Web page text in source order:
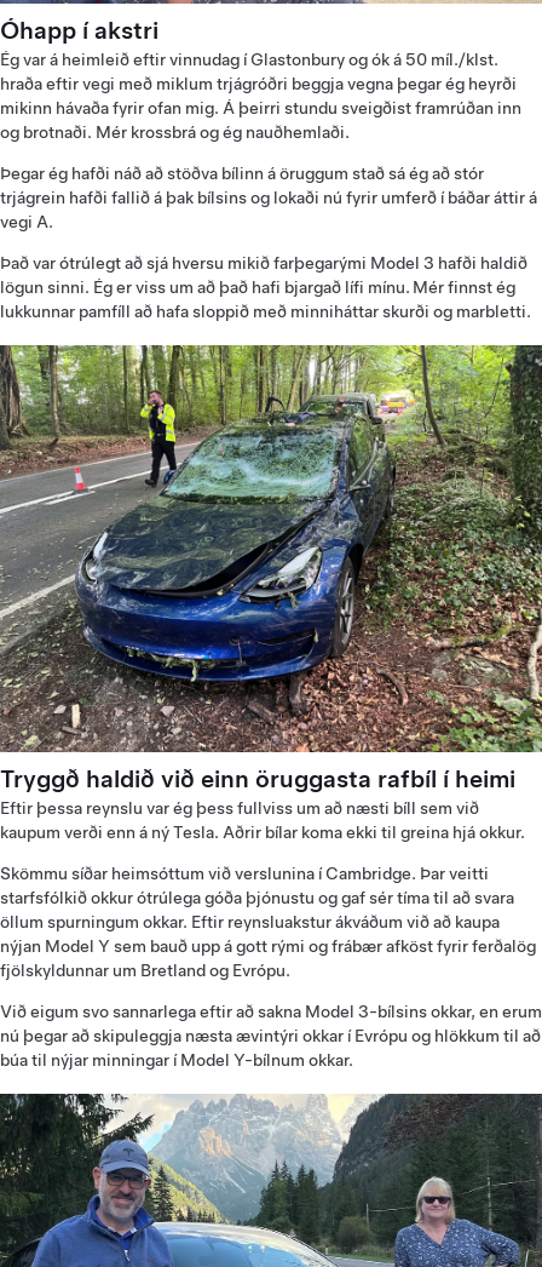
Óhapp í akstri
Ég var á heimleið eftir vinnudag í Glastonbury og ók á 50 míl./klst.
hraða eftir vegi með miklum trjágróðri beggja vegna þegar ég heyrði
mikinn hávaða fyrir ofan mig. Á þeirri stundu sveigðist framrúðan inn
og brotnaði. Mér krossbrá og ég nauðhemlaði.
Þegar ég hafði náð að stöðva bílinn á öruggum stað sá ég að stór
trjágrein hafði fallið á þak bílsins og lokaði nú fyrir umferð í báðar áttir á
vegi A.
Það var ótrúlegt að sjá hversu mikið farþegarými Model 3 hafði haldið
lögun sinni. Ég er viss um að það hafi bjargað lífi mínu. Mér finnst ég
lukkunnar pamfíll að hafa sloppið með minniháttar skurði og marbletti.
Tryggð haldið við einn öruggasta rafbíl í heimi
Eftir þessa reynslu var ég þess fullviss um að næsti bíll sem við
kaupum verði enn á ný Tesla. Aðrir bílar koma ekki til greina hjá okkur.
Skömmu síðar heimsóttum við verslunina í Cambridge. Þar veitti
starfsfólkið okkur ótrúlega góða þjónustu og gaf sér tíma til að svara
öllum spurningum okkar. Eftir reynsluakstur ákváðum við að kaupa
nýjan Model Y sem bauð upp á gott rými og frábær afköst fyrir ferðalög
fjölskyldunnar um Bretland og Evrópu.
Við eigum svo sannarlega eftir að sakna Model 3-bílsins okkar, en erum
nú þegar að skipuleggja næsta ævintýri okkar í Evrópu og hlökkum til að
búa til nýjar minningar í Model Y-bílnum okkar.